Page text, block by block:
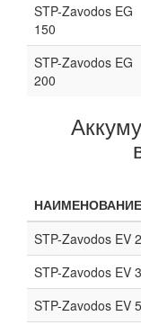
STP-Zavodos EG
150
STP-Zavodos EG
200
НАИМЕНОВАНИЕ
STP-Zavodos EV 2
STP-Zavodos EV 3
STP-Zavodos EV 5